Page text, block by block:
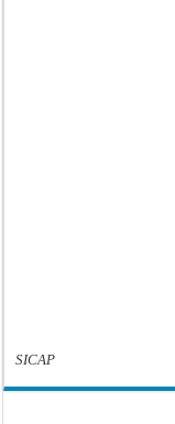
SICAP